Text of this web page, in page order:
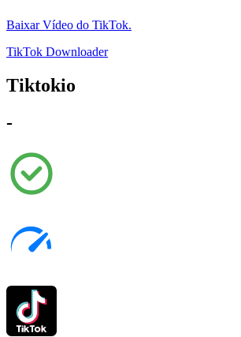
Baixar Vídeo do TikTok.
TikTok Downloader
Tiktokio
-